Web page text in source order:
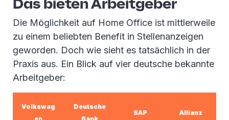
Die Möglichkeit auf Home Office ist mittlerweile
zu einem beliebten Benefit in Stellenanzeigen
geworden. Doch wie sieht es tatsächlich in der
Praxis aus. Ein Blick auf vier deutsche bekannte
Arbeitgeber:
Volkswag
Deutsche
SAP Allianz